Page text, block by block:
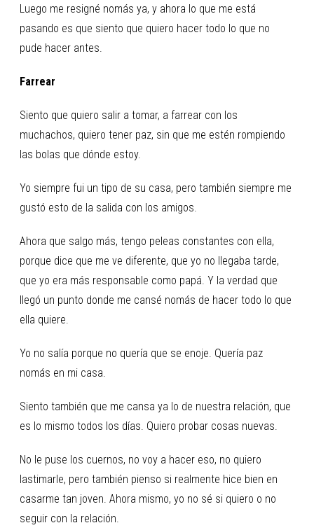
Luego me resigné nomás ya, y ahora lo que me está
pasando es que siento que quiero hacer todo lo que no
pude hacer antes.
Farrear
Siento que quiero salir a tomar, a farrear con los
muchachos, quiero tener paz, sin que me estén rompiendo
las bolas que dónde estoy.
Yo siempre fui un tipo de su casa, pero también siempre me
gustó esto de la salida con los amigos.
Ahora que salgo más, tengo peleas constantes con ella,
porque dice que me ve diferente, que yo no llegaba tarde,
que yo era más responsable como papá. Y la verdad que
llegó un punto donde me cansé nomás de hacer todo lo que
ella quiere.
Yo no salía porque no quería que se enoje. Quería paz
nomás en mi casa.
Siento también que me cansa ya lo de nuestra relación, que
es lo mismo todos los días. Quiero probar cosas nuevas.
No le puse los cuernos, no voy a hacer eso, no quiero
lastimarle, pero también pienso si realmente hice bien en
casarme tan joven. Ahora mismo, yo no sé si quiero o no
seguir con la relación.